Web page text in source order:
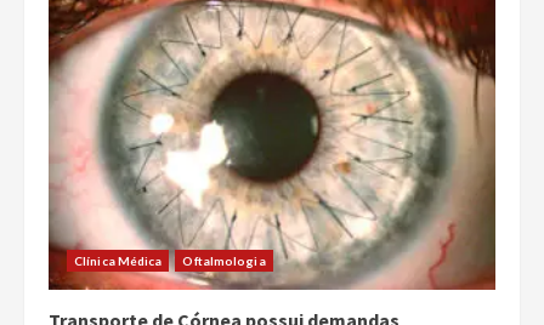
Clínica Médica Oftalmologia